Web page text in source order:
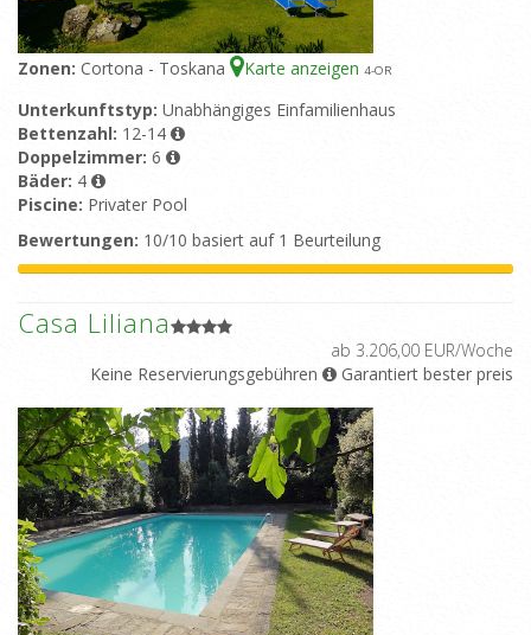
Zonen: Cortona - Toskana Karte anzeigen 4-OR
Unterkunftstyp: Unabhängiges Einfamilienhaus
Bettenzahl: 12-14
Doppelzimmer: 6
Bäder: 4
Piscine: Privater Pool
Bewertungen: 10/10 basiert auf 1 Beurteilung
Casa Liliana
ab 3.206,00 EUR/Woche
Keine Reservierungsgebühren
Garantiert bester preis